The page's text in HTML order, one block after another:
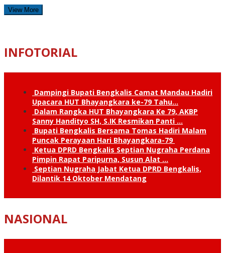
View More
INFOTORIAL
Dampingi Bupati Bengkalis Camat Mandau Hadiri
Upacara HUT Bhayangkara ke-79 Tahu…
Dalam Rangka HUT Bhayangkara Ke 79, AKBP
Sanny Handityo SH, S.IK Resmikan Panti …
Bupati Bengkalis Bersama Tomas Hadiri Malam
Puncak Perayaan Hari Bhayangkara-79
Ketua DPRD Bengkalis Septian Nugraha Perdana
Pimpin Rapat Paripurna, Susun Alat …
Septian Nugraha Jabat Ketua DPRD Bengkalis,
Dilantik 14 Oktober Mendatang
NASIONAL